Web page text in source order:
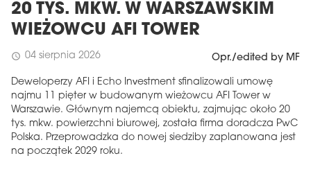
20 TYS. MKW. W WARSZAWSKIM
WIEŻOWCU AFI TOWER
schedule 04 sierpnia 2026 Opr./edited by MF
Deweloperzy AFI i Echo Investment sfinalizowali umowę
najmu 11 pięter w budowanym wieżowcu AFI Tower w
Warszawie. Głównym najemcą obiektu, zajmując około 20
tys. mkw. powierzchni biurowej, została firma doradcza PwC
Polska. Przeprowadzka do nowej siedziby zaplanowana jest
na początek 2029 roku.